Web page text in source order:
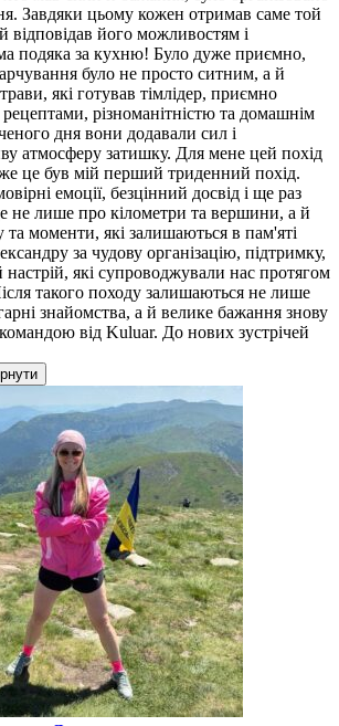
Завдяки цьому кожен отримав саме той
відповідав його можливостям і
подяка за кухню! Було дуже приємно,
було не просто ситним, а й
які готував тімлідер, приємно
різноманітністю та домашнім
дня вони додавали сил і
атмосферу затишку. Для мене цей похід
це був мій перший триденний похід.
емоції, безцінний досвід і ще раз
не лише про кілометри та вершини, а й
моменти, які залишаються в пам'яті
за чудову організацію, підтримку,
які супроводжували нас протягом
такого походу залишаються не лише
знайомства, а й велике бажання знову
від Kuluar. До нових зустрічей